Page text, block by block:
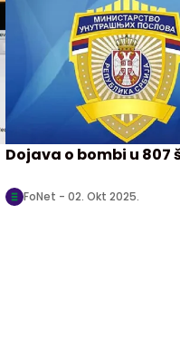
Dojava o bombi u 807
FoNet - 02. Okt 2025.